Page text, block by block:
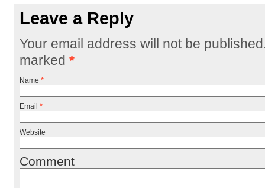
Leave a Reply
Your email address will not be
marked *
Name *
Email *
Website
Comment